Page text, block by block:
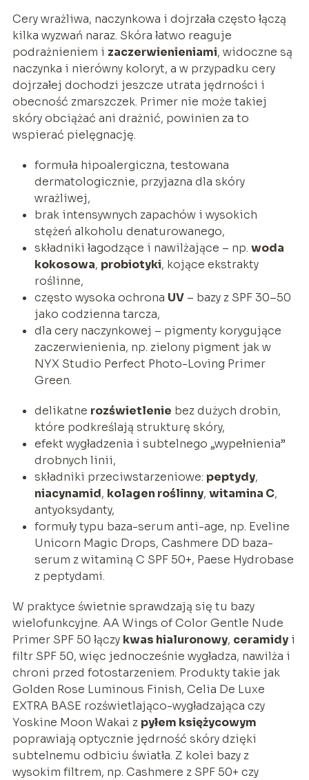
Cery wrażliwa, naczynkowa i dojrzała często łączą
kilka wyzwań naraz. Skóra łatwo reaguje
podrażnieniem i zaczerwienieniami, widoczne są
naczynka i nierówny koloryt, a w przypadku cery
dojrzałej dochodzi jeszcze utrata jędrności i
obecność zmarszczek. Primer nie może takiej
skóry obciążać ani drażnić, powinien za to
wspierać pielęgnację.
formuła hipoalergiczna, testowana
dermatologicznie, przyjazna dla skóry
wrażliwej,
brak intensywnych zapachów i wysokich
stężeń alkoholu denaturowanego,
składniki łagodzące i nawilżające – np. woda
kokosowa, probiotyki, kojące ekstrakty
roślinne,
często wysoka ochrona UV– bazy z SPF 30–50
jako codzienna tarcza,
dla cery naczynkowej – pigmenty korygujące
zaczerwienienia, np. zielony pigment jak w
NYX Studio Perfect Photo-Loving Primer
Green.
delikatne rozświetlenie bez dużych drobin,
które podkreślają strukturę skóry,
efekt wygładzenia i subtelnego „wypełnienia”
drobnych linii,
składniki przeciwstarzeniowe: peptydy,
niacynamid, kolagen roślinny, witamina C,
antyoksydanty,
formuły typu baza-serum anti-age, np. Eveline
Unicorn Magic Drops, Cashmere DD baza-
serum z witaminą C SPF 50+, Paese Hydrobase
z peptydami.
W praktyce świetnie sprawdzają się tu bazy
wielofunkcyjne. AA Wings of Color Gentle Nude
Primer SPF 50 łączy kwas hialuronowy, ceramidyi
filtr SPF 50, więc jednocześnie wygładza, nawilża i
chroni przed fotostarzeniem. Produkty takie jak
Golden Rose Luminous Finish, Celia De Luxe
EXTRA BASE rozświetlająco-wygładzająca czy
Yoskine Moon Wakai z pyłem księżycowym
poprawiają optycznie jędrność skóry dzięki
subtelnemu odbiciu światła. Z kolei bazy z
wysokim filtrem, np. Cashmere z SPF 50+ czy